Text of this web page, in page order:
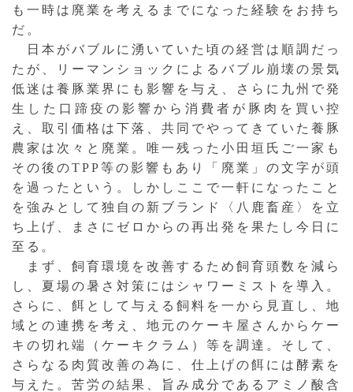
も一時は廃業を考えるまでになった経験をお持ち
だ。
日本がバブルに湧いていた頃の経営は順調だっ
たが、リーマンショックによるバブル崩壊の景気
低迷は養豚業界にも影響を与え、さらに九州で発
生した口蹄疫の影響から消費者が豚肉を買い控
え、取引価格は下落、共同でやってきていた養豚
農家は次々と廃業。唯一残った小田垣氏ご一家も
その後のTPP等の影響もあり「廃業」の文字が頭
を過ったという。しかしここで一軒になったこと
を強みとして独自の新ブランド〈八鹿畜産〉を立
ち上げ、まさにゼロからの再出発を果たし今日に
至る。
まず、飼育環境を改善するため飼育頭数を減ら
し、夏場の暑さ対策にはシャワーミストを導入。
さらに、餌として与える飼料を一から見直し、地
域との連携を考え、地元のケーキ屋さんからケー
キの切れ端（ケーキクラム）等を調達。そして、
さらなる肉質改善の為に、仕上げの餌には酵素を
与えた。苦労の結果、旨み成分であるアミノ酸含